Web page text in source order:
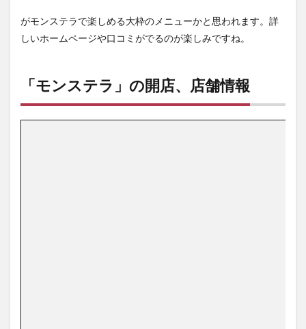
がモンステラで楽しめる大枠のメニューかと思われます。詳
しいホームページや口コミがでるのが楽しみですね。
「モンステラ」の開店、店舗情報